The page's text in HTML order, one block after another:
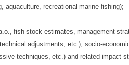
recreational marine fishing);
fish stock estimates, management
adjustments, etc.), socio-
techniques, etc.) and related impact